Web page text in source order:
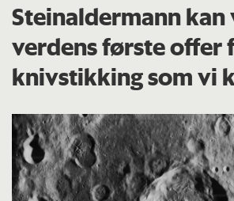
Steinaldermann
verdens første offer
knivstikking som vi